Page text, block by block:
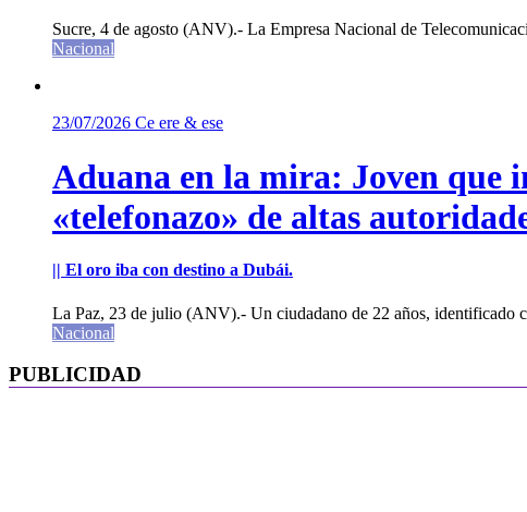
Sucre, 4 de agosto (ANV).- La Empresa Nacional de
Nacional
23/07/2026 Ce ere & ese
Aduana en la mira: Joven que
«telefonazo» de altas
|| El oro iba con destino a Dubái.
La Paz, 23 de julio (ANV).- Un ciudadano de 22 años, identificado
Nacional
PUBLICIDAD